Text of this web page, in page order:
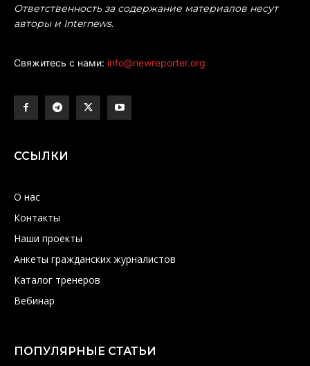
Ответственность за содержание материалов несут
авторы и Internews.
Свяжитесь с нами: info@newreporter.org
ССЫЛКИ
О нас
Контакты
Наши проекты
Анкеты гражданских журналистов
Каталог тренеров
Вебинар
ПОПУЛЯРНЫЕ СТАТЬИ